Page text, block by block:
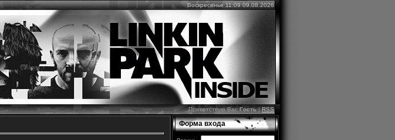
Воскресенье 11:09 09.08.2026
Приветствую ВасГость|RSS
Форма входа